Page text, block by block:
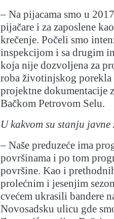
– Na pijacama smo u
pijačare i za zaposlene
krečenje. Počeli smo
inspekcijom i sa drugim
koja nije dozvoljena za
roba životinjskog
projektne dokumentacije
Bačkom Petrovom Selu.
U kakvom su stanju javne
– Naše preduzeće ima
površinama i po tom
površine. Kao i
prolećnim i jesenjim
cvećem ukrasili bandere
Novosadsku ulicu gde